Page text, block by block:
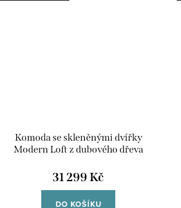
Komoda se skleněnými dvířky
Modern Loft z dubového dřeva
31 299 Kč
DO KOŠÍKU